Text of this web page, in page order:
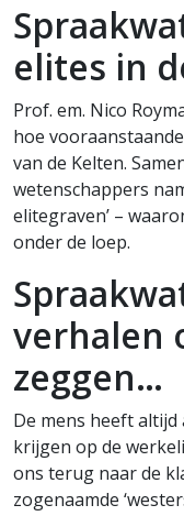
elites in
Prof. em. Nico
hoe
van de Kelten.
wetenschappers
elitegraven’ –
onder de loep.
verhalen
zeggen…
De mens heeft
krijgen op de
ons terug naar de
zogenaamde